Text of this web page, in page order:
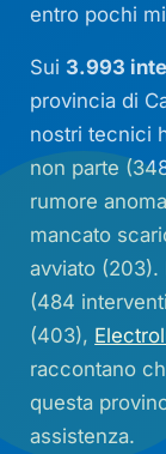
entro pochi
Sui 3.993
provincia di
nostri tecnici
non parte
rumore
mancato
avviato (203).
(484
(403),
raccontano
questa
assistenza.